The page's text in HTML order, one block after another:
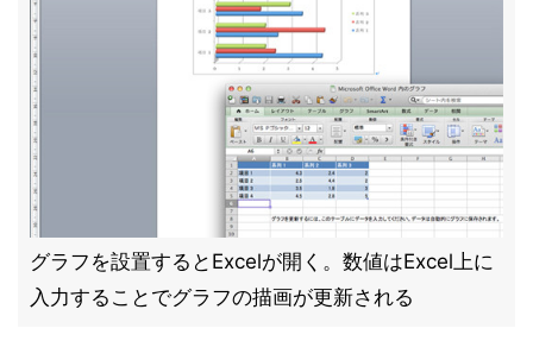
グラフを設置するとExcelが開く。数値はExcel上に
入力することでグラフの描画が更新される